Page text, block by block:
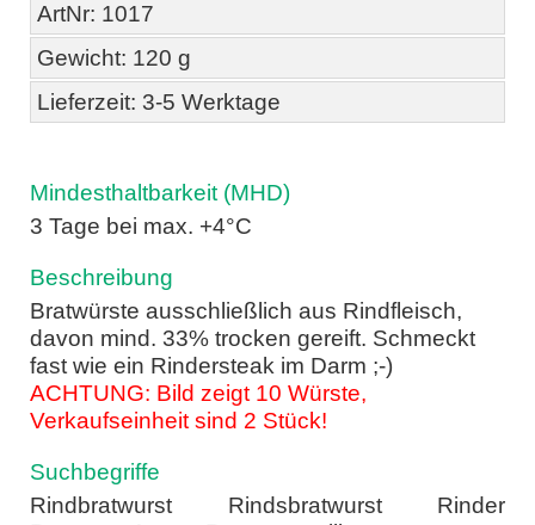
ArtNr: 1017
Gewicht: 120 g
Lieferzeit: 3-5 Werktage
Mindesthaltbarkeit (MHD)
3 Tage bei max. +4°C
Beschreibung
Bratwürste ausschließlich aus Rindfleisch,
davon mind. 33% trocken gereift. Schmeckt
fast wie ein Rindersteak im Darm ;-)
ACHTUNG: Bild zeigt 10 Würste,
Verkaufseinheit sind 2 Stück!
Suchbegriffe
Rindbratwurst Rindsbratwurst Rinder